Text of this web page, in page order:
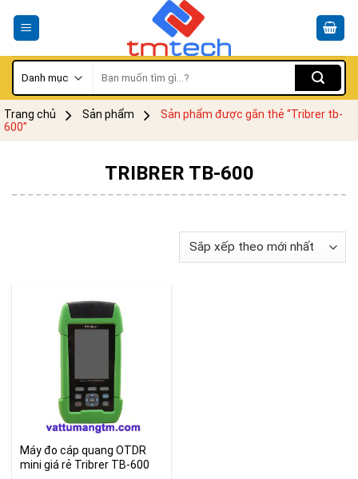
kiếm:
Trang chủ Sản phẩm
Sản phẩm được gắn thẻ “Tribrer tb-
600”
TRIBRER TB-600
Máy đo cáp quang OTDR
mini giá rẻ Tribrer TB-600